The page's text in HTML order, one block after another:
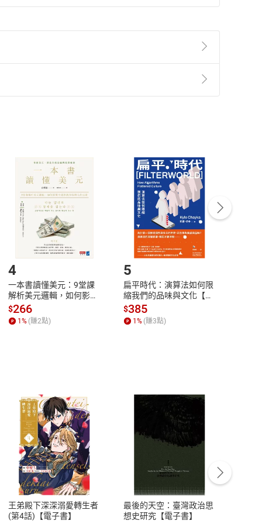
沙拉特•維塔登醫生為德克薩斯大學細胞生物學博
剔。
實的動態圖示（請上Instagram搜尋：
過動態圖示，精準掌握人體的維妙維肖。
第2條第5款之規定，「非以有形媒介提供之數位
有形媒介提供之數位內容，消費者同意若訂購後
點選「瀏覽訂單明細」
「申請取消訂單/退
貨。
付款方式
Payment
完成訂單
Complete
號，下載書籍後看書
性
客服資訊
服務時間：週一到週五 10:00-12:00、
13:00-17:00 (國定假日及例假日休息)
客服電話：0080-1857077
4
一本書讀懂美元：9堂課
解析美元邏輯，如何影響
全球經濟和每個人的投資
【電子書】
$266
1% (賺2點)
5
扁平時代：演算法如何限
縮我們的品味與文化【電
子書】
$385
1% (賺3點)
王弟殿下深深溺愛轉生者
(第4話)【電子書】
最後的天空：臺灣政治思
想史研究【電子書】